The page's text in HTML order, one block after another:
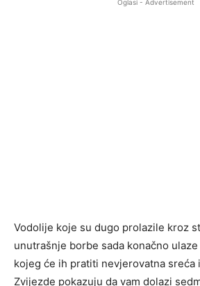
Oglasi - Advertisement
Vodolije koje su dugo prolazile kroz
unutrašnje borbe sada konačno
kojeg će ih pratiti nevjerovatna sreća
Zvijezde pokazuju da vam dolazi